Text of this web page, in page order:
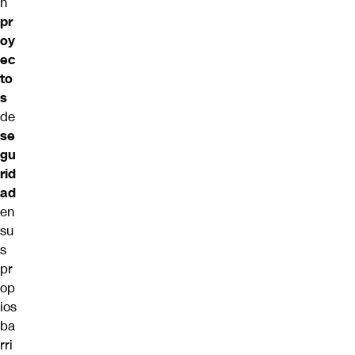
pr
oy
ec
to
s
de
se
gu
rid
ad
en
su
s
pr
op
ios
ba
rri